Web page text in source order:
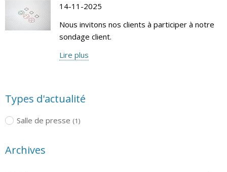
14-11-2025
Nous invitons nos clients à participer à notre
sondage client.
Lire plus
Types d'actualité
Salle de presse (1)
Archives